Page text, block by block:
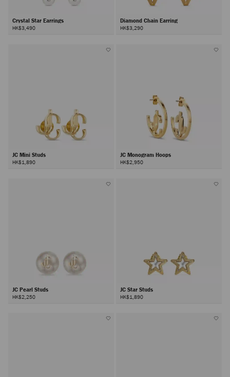
Crystal Star Earrings
HK$3,490
Diamond Chain Earring
HK$3,290
JC Mini Studs
HK$1,890
JC Monogram Hoops
HK$2,950
JC Pearl Studs
HK$2,250
JC Star Studs
HK$1,890